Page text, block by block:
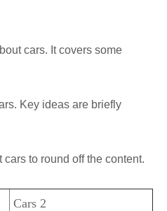
cars. It covers some
Key ideas are briefly
to round off the content.
Cars 2